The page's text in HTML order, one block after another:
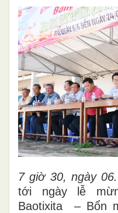
7 giờ 30, ngày
tới ngày lễ
Baotixita – Bổn